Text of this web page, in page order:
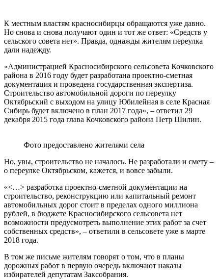
К местным властям красносибирцы обращаются уже давно.
Но снова и снова получают один и тот же ответ: «Средств у
сельского совета нет». Правда, однажды жителям переулка
дали надежду.
«Администрацией Красносибирского сельсовета Кочковского
района в 2016 году будет разработана проектно-сметная
документация и проведена государственная экспертиза.
Строительство автомобильной дороги по переулку
Октябрьский с выходом на улицу Юбилейная в селе Красная
Сибирь будет включено в план 2017 года», – ответил 29
декабря 2015 года глава Кочковского района Петр Шилин.
Фото предоставлено жителями села
Но, увы, строительство не началось. Не разработали и смету –
о переулке Октябрьском, кажется, и вовсе забыли.
«<…> разработка проектно-сметной документации на
строительство, реконструкцию или капитальный ремонт
автомобильных дорог стоит в пределах одного миллиона
рублей, в бюджете Красносибирского сельсовета нет
возможности предусмотреть выполнение этих работ за счет
собственных средств», – ответили в сельсовете уже в марте
2018 года.
В том же письме жителям говорят о том, что в планы
дорожных работ в первую очередь включают наказы
избирателей депутатам Заксобрания.